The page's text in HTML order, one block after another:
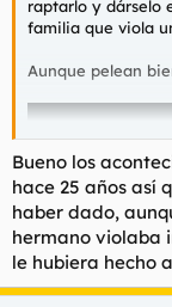
raptarlo y dárselo
familia que viola
Aunque pelean
Bueno los
hace 25 años así
haber dado,
hermano violaba
le hubiera hecho